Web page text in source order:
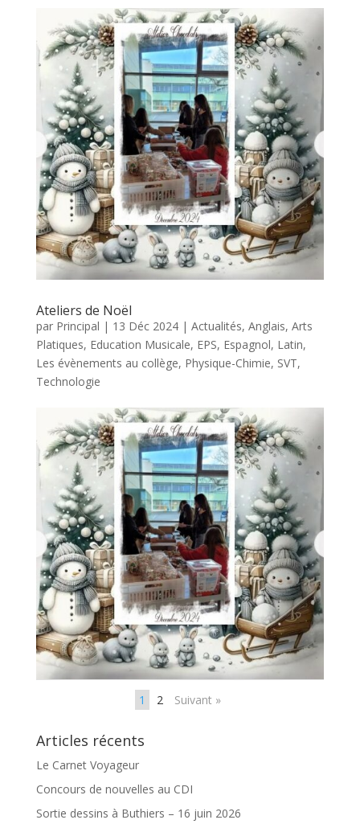
Ateliers de Noël
par Principal | 13 Déc 2024| Actualités, Anglais, Arts
Platiques, Education Musicale, EPS, Espagnol, Latin,
Les évènements au collège, Physique-Chimie, SVT,
Technologie
1 2 Suivant »
Articles récents
Le Carnet Voyageur
Concours de nouvelles au CDI
Sortie dessins à Buthiers – 16 juin 2026